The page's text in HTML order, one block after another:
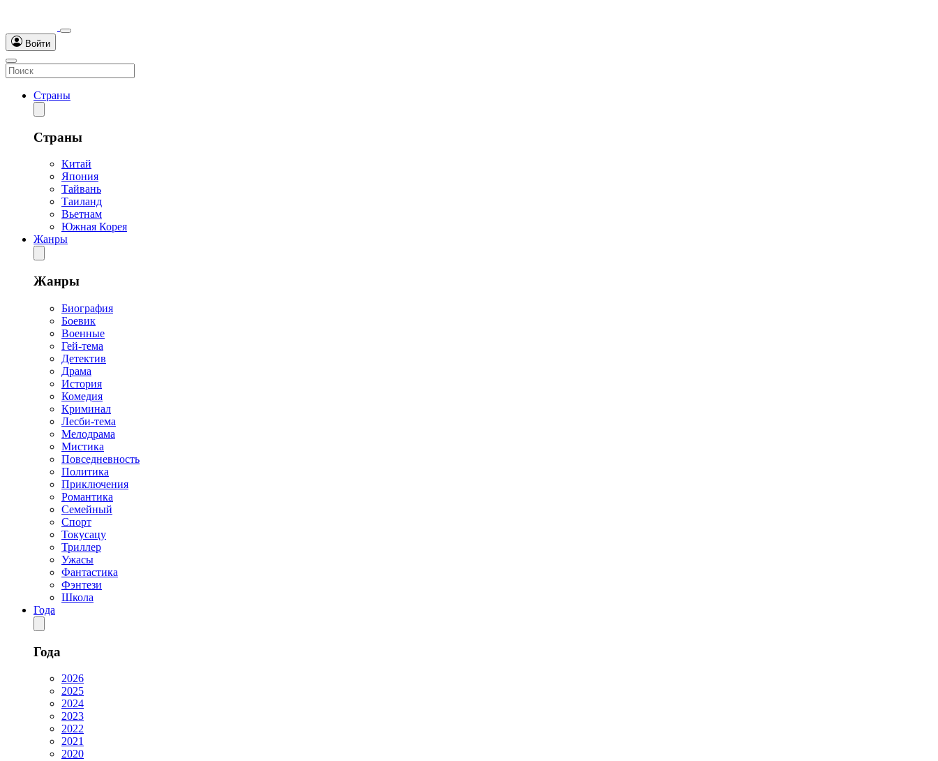
Войти
Страны
Страны
Китай
Япония
Тайвань
Таиланд
Вьетнам
Южная Корея
Жанры
Жанры
Биография
Боевик
Военные
Гей-тема
Детектив
Драма
История
Комедия
Криминал
Лесби-тема
Мелодрама
Мистика
Повседневность
Политика
Приключения
Романтика
Семейный
Спорт
Токусацу
Триллер
Ужасы
Фантастика
Фэнтези
Школа
Года
Года
2026
2025
2024
2023
2022
2021
2020